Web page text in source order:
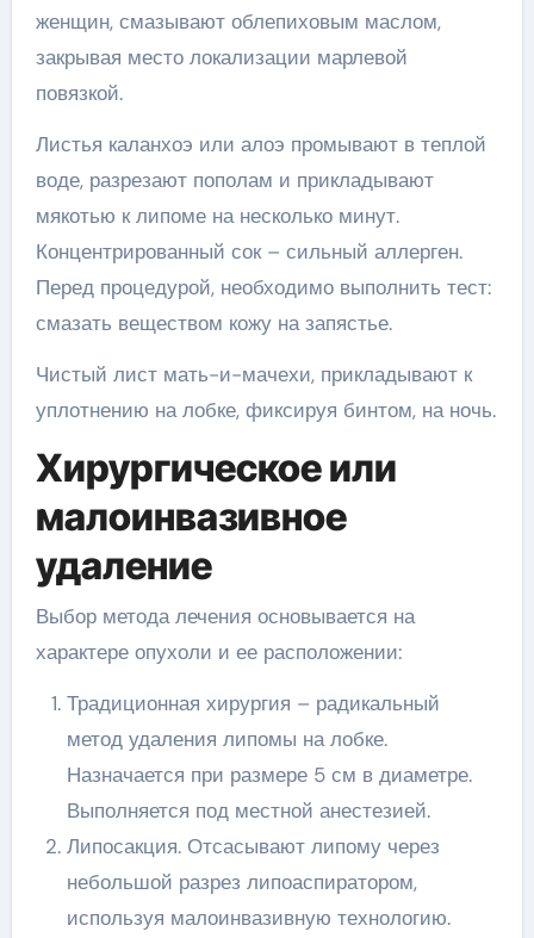
женщин, смазывают облепиховым маслом,
закрывая место локализации марлевой
повязкой.
Листья каланхоэ или алоэ промывают в теплой
воде, разрезают пополам и прикладывают
мякотью к липоме на несколько минут.
Концентрированный сок – сильный аллерген.
Перед процедурой, необходимо выполнить тест:
смазать веществом кожу на запястье.
Чистый лист мать-и-мачехи, прикладывают к
уплотнению на лобке, фиксируя бинтом, на ночь.
Хирургическое или
малоинвазивное
удаление
Выбор метода лечения основывается на
характере опухоли и ее расположении:
Традиционная хирургия – радикальный
метод удаления липомы на лобке.
Назначается при размере 5 см в диаметре.
Выполняется под местной анестезией.
Липосакция. Отсасывают липому через
небольшой разрез липоаспиратором,
используя малоинвазивную технологию.